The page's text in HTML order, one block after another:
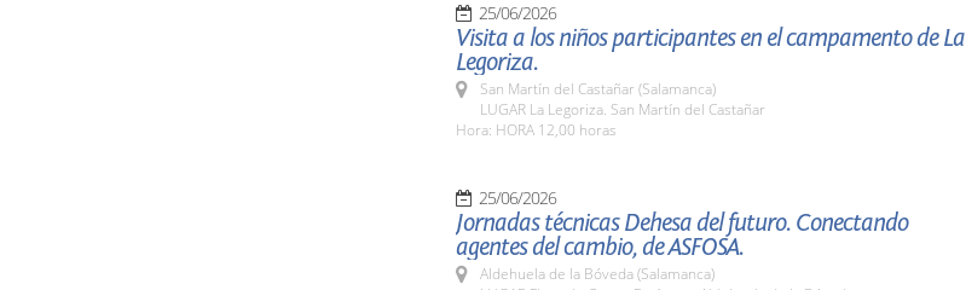
25/06/2026
Visita a los niños participantes en el campamento de La
Legoriza.
San Martín del Castañar (Salamanca)
LUGAR La Legoriza. San Martín del Castañar
Hora: HORA 12,00 horas
25/06/2026
Jornadas técnicas Dehesa del futuro. Conectando
agentes del cambio, de ASFOSA.
Aldehuela de la Bóveda (Salamanca)